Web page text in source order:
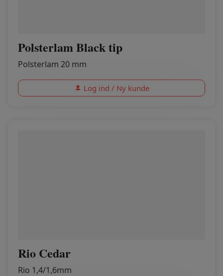
Polsterlam Black tip
Polsterlam 20 mm
Log ind / Ny kunde
Rio Cedar
Rio 1,4/1,6mm